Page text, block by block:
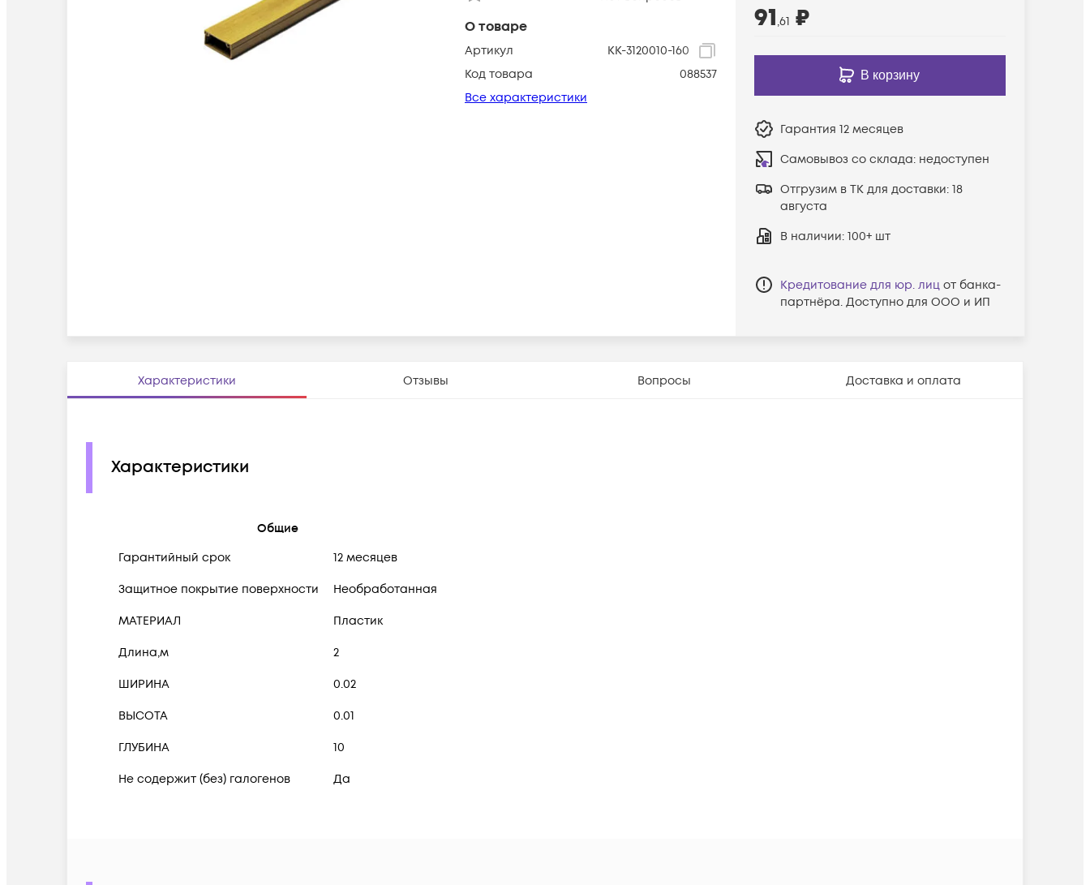
О товаре
Артикул
КК-3120010-160
Код товара
088537
Все характеристики
91,61 ₽
В корзину
Гарантия 12 месяцев
Самовывоз со склада: недоступен
Отгрузим в ТК для доставки: 18
августа
В наличии: 100+ шт
Кредитование для юр. лиц от банка-
партнёра. Доступно для ООО и ИП
Характеристики Отзывы Вопросы Доставка и оплата
Характеристики
Общие
Гарантийный срок
12 месяцев
Защитное покрытие поверхности Необработанная
МАТЕРИАЛ Пластик
Длина,м 2
ШИРИНА 0.02
ВЫСОТА 0.01
ГЛУБИНА 10
Не содержит (без) галогенов Да